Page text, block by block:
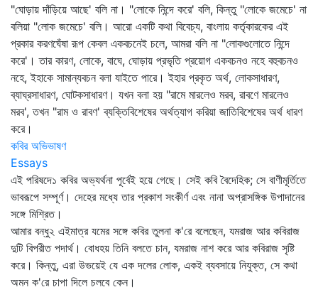
"ঘোড়ায় দাঁড়িয়ে আছে' বলি না। "লোকে নিন্দে করে' বলি, কিন্তু "লোকে জমেচে' না
বলিয়া "লোক জমেচে' বলি। আরো একটি কথা বিবেচ্য, বাংলায় কর্তৃকারকের এই
প্রকার করণঘেঁষা রূপ কেবল একবচনেই চলে, আমরা বলি না "লোকগুলোতে নিন্দে
করে'। তার কারণ, লোকে, বাঘে, ঘোড়ায় প্রভৃতি প্রয়োগ একবচনও নহে বহুবচনও
নহে, ইহাকে সামান্যবচন বলা যাইতে পারে। ইহার প্রকৃত অর্থ, লোকসাধারণ,
ব্যাঘ্রসাধারণ, ঘোটকসাধারণ। যখন বলা হয় "রামে মারলেও মরব, রাবণে মারলেও
মরব', তখন "রাম ও রাবণ' ব্যক্তিবিশেষের অর্থত্যাগ করিয়া জাতিবিশেষের অর্থ ধারণ
করে।
কবির অভিভাষণ
Essays
এই পরিষদে১ কবির অভ্যর্থনা পূর্বেই হয়ে গেছে। সেই কবি বৈদেহিক; সে বাণীমূর্তিতে
ভাবরূপে সম্পূর্ণ। দেহের মধ্যে তার প্রকাশ সংকীর্ণ এবং নানা অপ্রাসঙ্গিক উপাদানের
সঙ্গে মিশ্রিত।
আমার বন্ধু২ এইমাত্র যমের সঙ্গে কবির তুলনা ক'রে বলেছেন, যমরাজ আর কবিরাজ
দুটি বিপরীত পদার্থ। বোধহয় তিনি বলতে চান, যমরাজ নাশ করে আর কবিরাজ সৃষ্টি
করে। কিন্তু, এরা উভয়েই যে এক দলের লোক, একই ব্যবসায়ে নিযুক্ত, সে কথা
অমন ক'রে চাপা দিলে চলবে কেন।